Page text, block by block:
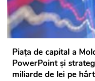
Piața de capital a
PowerPoint și
miliarde de lei pe